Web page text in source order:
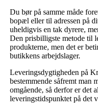
Du bør på samme måde
bopæl eller til adressen på
uheldigvis en tak dyrere,
Den prisbilligste metode til
produkterne, men det er
butikkens arbejdslager.
Leveringsdygtigheden på
bestemmende såfremt man
omgående, så derfor er det
leveringstidspunktet på det